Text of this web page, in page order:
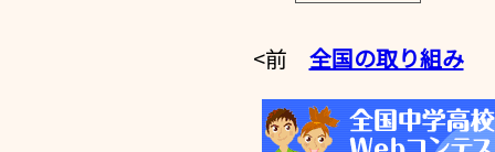
<前 全国の取り組み